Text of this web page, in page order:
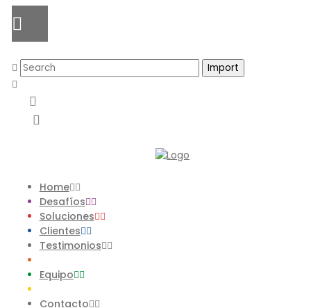
Home
Desafíos
Soluciones
Clientes
Testimonios
Equipo
Contacto